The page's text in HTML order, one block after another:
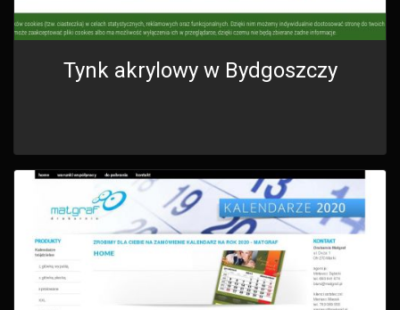
Tynk akrylowy w Bydgoszczy